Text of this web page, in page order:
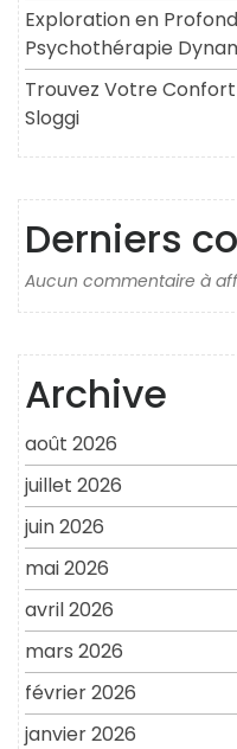
Exploration en
Psychothérapie
Trouvez Votre
Sloggi
Derniers
Aucun commentaire à
Archive
août 2026
juillet 2026
juin 2026
mai 2026
avril 2026
mars 2026
février 2026
janvier 2026